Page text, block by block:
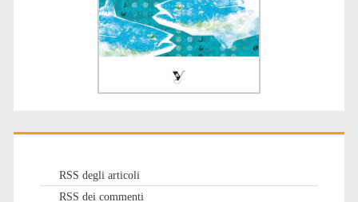
RSS degli articoli
RSS dei commenti